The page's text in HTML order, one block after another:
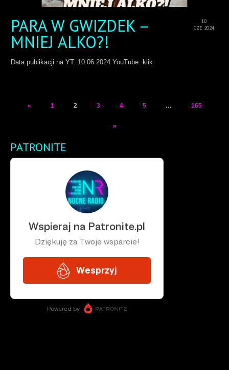
10
CZE 2024
PARA W GWIZDEK –
MNIEJ ALKO?!
Data publikacji na YT: 10.06.2024 YouTube: klik
« 1 2 3 4 5 … 165
»
PATRONITE